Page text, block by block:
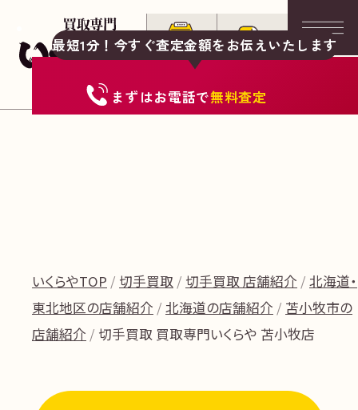
最短1分！今すぐ査定金額をお伝えいたします
まずはお電話で無料査定
いくらやTOP 切手買取 切手買取 店舗紹介
北海道・
東北地区の店舗紹介
北海道の店舗紹介
苫小牧市の
店舗紹介
切手買取 買取専門いくらや 苫小牧店